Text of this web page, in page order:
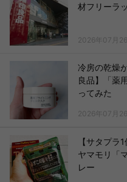
材フリーラ
2026年07月
冷房の乾燥
良品】「薬
ってみた
2026年07月
【サタプラ
ヤマモリ「
レー